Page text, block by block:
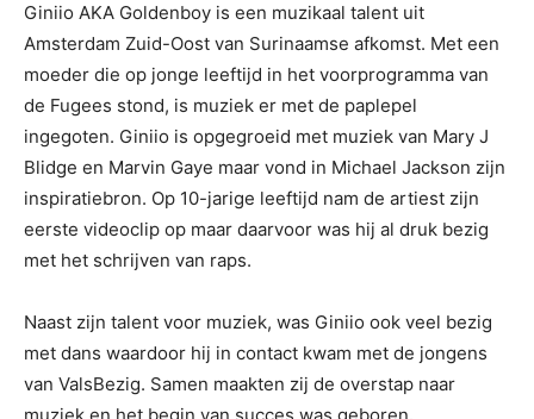
Giniio AKA Goldenboy is een muzikaal talent uit
Amsterdam Zuid-Oost van Surinaamse afkomst. Met een
moeder die op jonge leeftijd in het voorprogramma van
de Fugees stond, is muziek er met de paplepel
ingegoten. Giniio is opgegroeid met muziek van Mary J
Blidge en Marvin Gaye maar vond in Michael Jackson zijn
inspiratiebron. Op 10-jarige leeftijd nam de artiest zijn
eerste videoclip op maar daarvoor was hij al druk bezig
met het schrijven van raps.
Naast zijn talent voor muziek, was Giniio ook veel bezig
met dans waardoor hij in contact kwam met de jongens
van ValsBezig. Samen maakten zij de overstap naar